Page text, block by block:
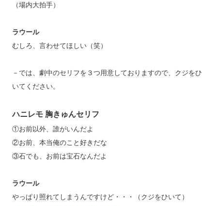
（場内大拍手）
ラウール
むしろ、言わせてほしい（笑）
－では、劇中のセリフを３つ用意しておりますので、クジをひ
いてください。
ハニレモ 胸きゅんセリフ
①お前以外、誰がいんだよ
②お前、本当俺のこと好きだな
③石でも、お前は宝石なんだよ
ラウール
やっぱり照れてしまうんですけど・・・（クジをひいて）